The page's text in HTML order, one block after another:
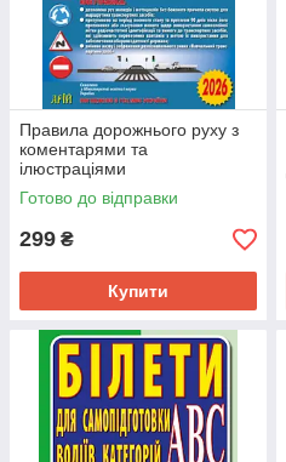
Правила дорожнього руху з
коментарями та
ілюстраціями
Готово до відправки
299 ₴
Купити